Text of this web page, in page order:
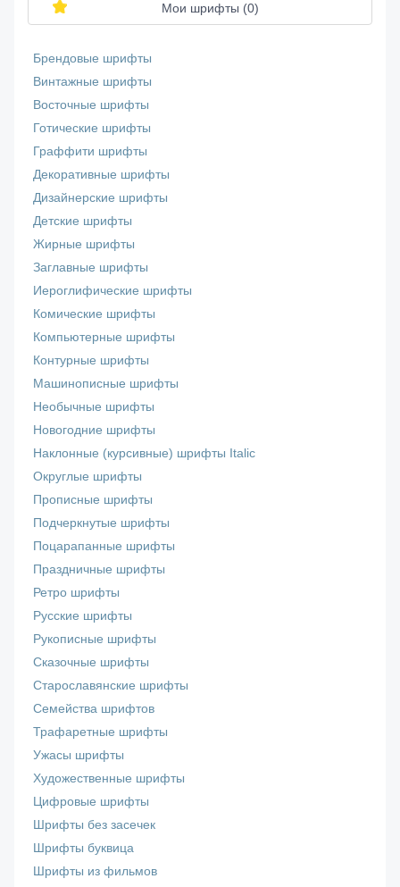
Мои шрифты (0)
Брендовые шрифты
Винтажные шрифты
Восточные шрифты
Готические шрифты
Граффити шрифты
Декоративные шрифты
Дизайнерские шрифты
Детские шрифты
Жирные шрифты
Заглавные шрифты
Иероглифические шрифты
Комические шрифты
Компьютерные шрифты
Контурные шрифты
Машинописные шрифты
Необычные шрифты
Новогодние шрифты
Наклонные (курсивные) шрифты Italic
Округлые шрифты
Прописные шрифты
Подчеркнутые шрифты
Поцарапанные шрифты
Праздничные шрифты
Ретро шрифты
Русские шрифты
Рукописные шрифты
Сказочные шрифты
Старославянские шрифты
Семейства шрифтов
Трафаретные шрифты
Ужасы шрифты
Художественные шрифты
Цифровые шрифты
Шрифты без засечек
Шрифты буквица
Шрифты из фильмов